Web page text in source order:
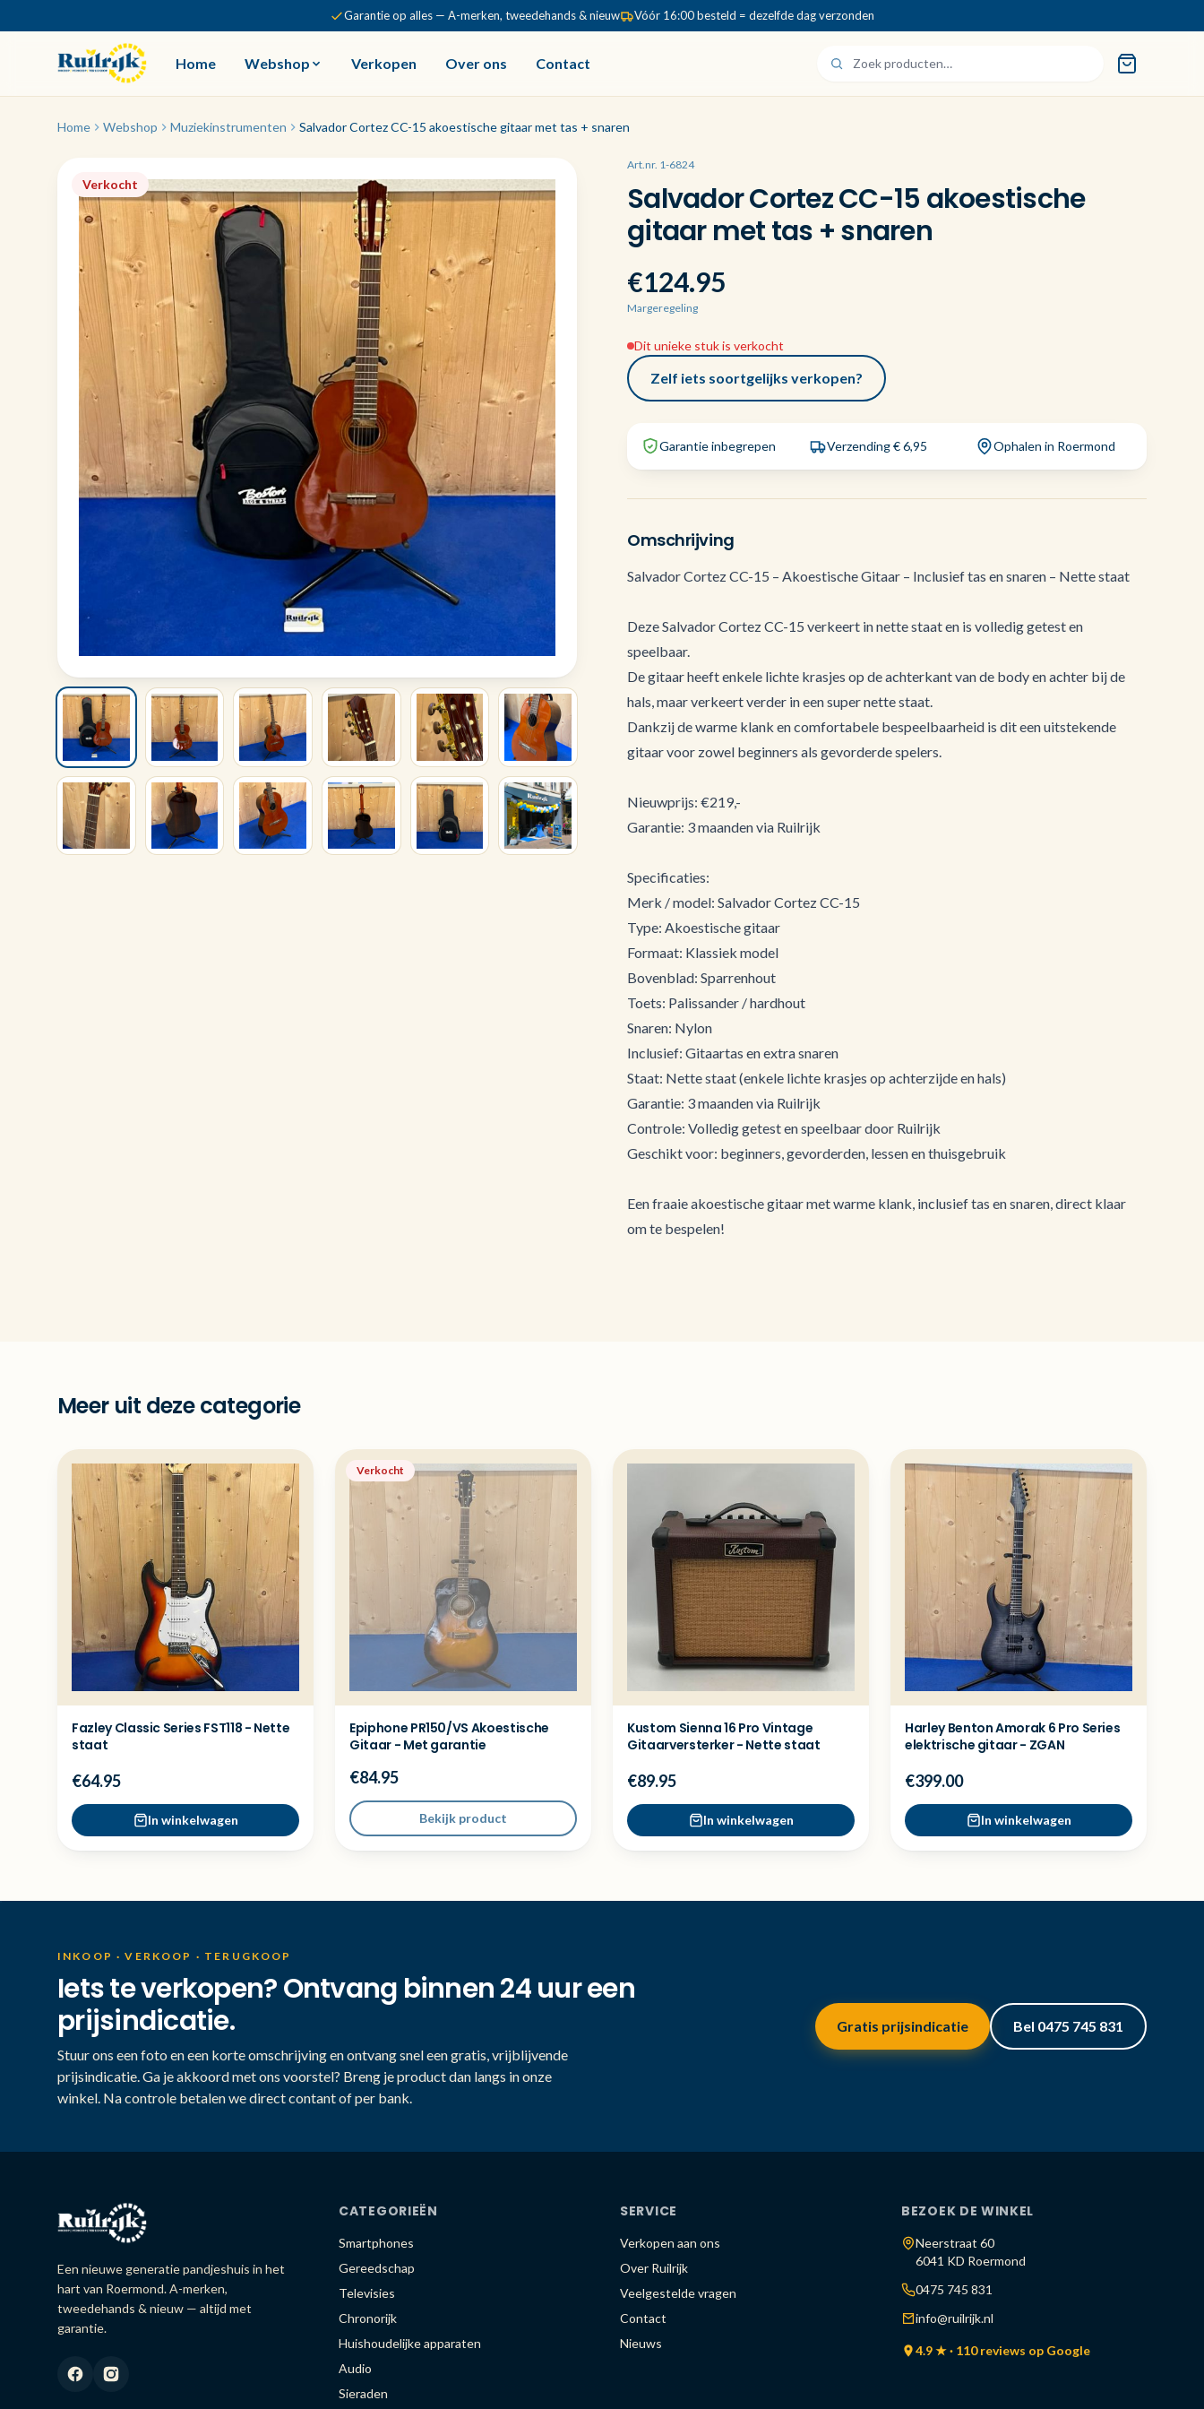
Garantie op alles — A-merken, tweedehands & nieuw Vóór 16:00 besteld = dezelfde dag verzonden
Home Webshop Verkopen Over ons Contact
Home Webshop Muziekinstrumenten Salvador Cortez CC-15 akoestische gitaar met tas + snaren
Verkocht
Art.nr. 1-6824
Salvador Cortez CC-15 akoestische
gitaar met tas + snaren
€124.95
Margeregeling
Dit unieke stuk is verkocht
Zelf iets soortgelijks verkopen?
Garantie inbegrepen Verzending € 6,95 Ophalen in Roermond
Omschrijving
Salvador Cortez CC-15 – Akoestische Gitaar – Inclusief tas en snaren – Nette staat
Deze Salvador Cortez CC-15 verkeert in nette staat en is volledig getest en
speelbaar.
De gitaar heeft enkele lichte krasjes op de achterkant van de body en achter bij de
hals, maar verkeert verder in een super nette staat.
Dankzij de warme klank en comfortabele bespeelbaarheid is dit een uitstekende
gitaar voor zowel beginners als gevorderde spelers.
Nieuwprijs: €219,-
Garantie: 3 maanden via Ruilrijk
Specificaties:
Merk / model: Salvador Cortez CC-15
Type: Akoestische gitaar
Formaat: Klassiek model
Bovenblad: Sparrenhout
Toets: Palissander / hardhout
Snaren: Nylon
Inclusief: Gitaartas en extra snaren
Staat: Nette staat (enkele lichte krasjes op achterzijde en hals)
Garantie: 3 maanden via Ruilrijk
Controle: Volledig getest en speelbaar door Ruilrijk
Geschikt voor: beginners, gevorderden, lessen en thuisgebruik
Een fraaie akoestische gitaar met warme klank, inclusief tas en snaren, direct klaar
om te bespelen!
Meer uit deze categorie
Fazley Classic Series FST118 - Nette
staat
€64.95
In winkelwagen
Verkocht
Epiphone PR150/VS Akoestische
Gitaar - Met garantie
€84.95
Bekijk product
Kustom Sienna 16 Pro Vintage
Gitaarversterker - Nette staat
€89.95
In winkelwagen
Harley Benton Amorak 6 Pro Series
elektrische gitaar - ZGAN
€399.00
In winkelwagen
INKOOP · VERKOOP · TERUGKOOP
Iets te verkopen? Ontvang binnen 24 uur een
prijsindicatie.
Stuur ons een foto en een korte omschrijving en ontvang snel een gratis, vrijblijvende
prijsindicatie. Ga je akkoord met ons voorstel? Breng je product dan langs in onze
winkel. Na controle betalen we direct contant of per bank.
Gratis prijsindicatie Bel 0475 745 831
Een nieuwe generatie pandjeshuis in het
hart van Roermond. A-merken,
tweedehands & nieuw — altijd met
garantie.
CATEGORIEËN
Smartphones
Gereedschap
Televisies
Chronorijk
Huishoudelijke apparaten
Audio
Sieraden
SERVICE
Verkopen aan ons
Over Ruilrijk
Veelgestelde vragen
Contact
Nieuws
BEZOEK DE WINKEL
Neerstraat 60
6041 KD Roermond
0475 745 831
info@ruilrijk.nl
4.9 ★ · 110 reviews op Google